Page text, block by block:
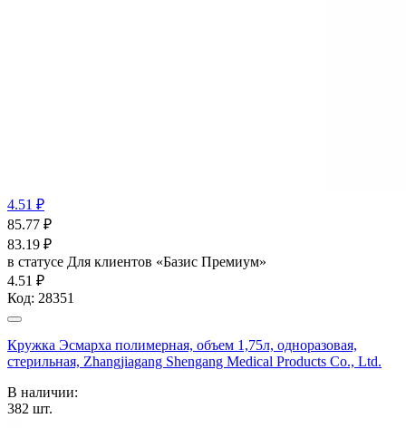
4.51 ₽
85.77 ₽
83.19 ₽
в статусе Для клиентов «Базис Премиум»
4.51 ₽
Код: 28351
Кружка Эсмарха полимерная, объем 1,75л, одноразовая,
стерильная, Zhangjiagang Shengang Medical Products Co., Ltd.
В наличии:
382 шт.